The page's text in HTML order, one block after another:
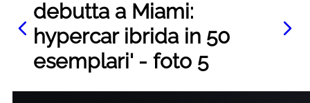
debutta a Miami:
hypercar ibrida in 50
esemplari' - foto 5